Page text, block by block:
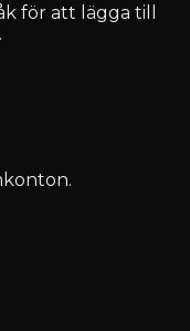
för att lägga till
.